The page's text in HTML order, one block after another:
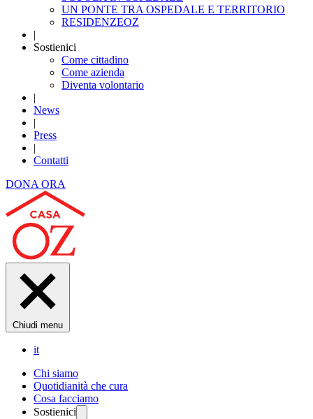
UN PONTE TRA OSPEDALE E TERRITORIO
RESIDENZEOZ
|
Sostienici
Come cittadino
Come azienda
Diventa volontario
|
News
|
Press
|
Contatti
DONA ORA
Chiudi menu
it
Chi siamo
Quotidianità che cura
Cosa facciamo
Sostienici